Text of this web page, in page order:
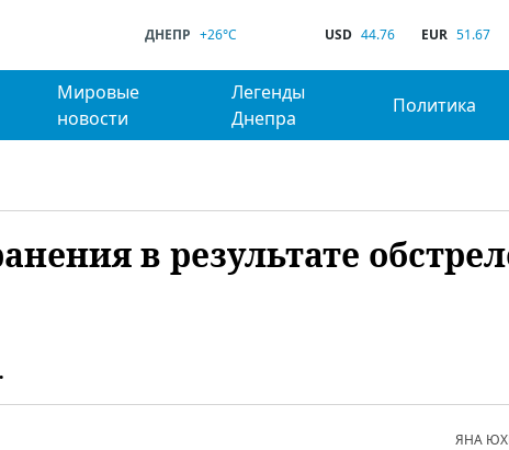
ДНЕПР +26°C USD 44.76 EUR 51.67
Мировые
новости
Легенды
Днепра
Политика
в результате
ЯНА